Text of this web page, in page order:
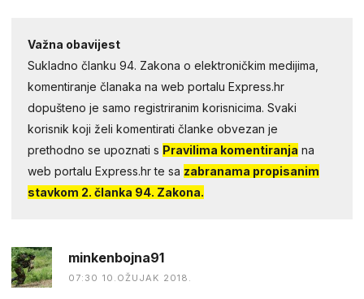
Važna obavijest
Sukladno članku 94. Zakona o elektroničkim medijima,
komentiranje članaka na web portalu Express.hr
dopušteno je samo registriranim korisnicima. Svaki
korisnik koji želi komentirati članke obvezan je
prethodno se upoznati s Pravilima komentiranja na
web portalu Express.hr te sa zabranama propisanim
stavkom 2. članka 94. Zakona.
minkenbojna91
07:30 10.OŽUJAK 2018.